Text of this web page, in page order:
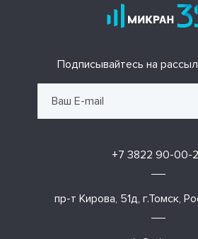
Подписывайтесь на
+7 3822 90-00-
пр-т Кирова, 51д, г.Томск,